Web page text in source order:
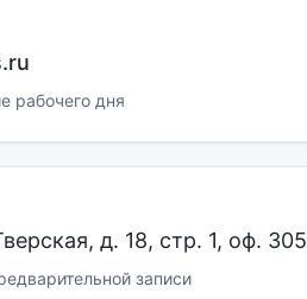
рабочего дня
д. 18, стр. 1, оф. 305
записи